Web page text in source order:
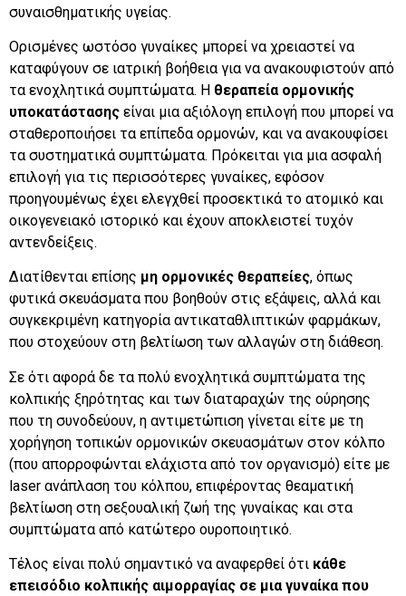
συναισθηματικής υγείας.
Ορισμένες ωστόσο γυναίκες μπορεί να χρειαστεί να
καταφύγουν σε ιατρική βοήθεια για να ανακουφιστούν από
τα ενοχλητικά συμπτώματα. Η θεραπεία ορμονικής
υποκατάστασης είναι μια αξιόλογη επιλογή που μπορεί να
σταθεροποιήσει τα επίπεδα ορμονών, και να ανακουφίσει
τα συστηματικά συμπτώματα. Πρόκειται για μια ασφαλή
επιλογή για τις περισσότερες γυναίκες, εφόσον
προηγουμένως έχει ελεγχθεί προσεκτικά το ατομικό και
οικογενειακό ιστορικό και έχουν αποκλειστεί τυχόν
αντενδείξεις.
Διατίθενται επίσης μη ορμονικές θεραπείες, όπως
φυτικά σκευάσματα που βοηθούν στις εξάψεις, αλλά και
συγκεκριμένη κατηγορία αντικαταθλιπτικών φαρμάκων,
που στοχεύουν στη βελτίωση των αλλαγών στη διάθεση.
Σε ότι αφορά δε τα πολύ ενοχλητικά συμπτώματα της
κολπικής ξηρότητας και των διαταραχών της ούρησης
που τη συνοδεύουν, η αντιμετώπιση γίνεται είτε με τη
χορήγηση τοπικών ορμονικών σκευασμάτων στον κόλπο
(που απορροφώνται ελάχιστα από τον οργανισμό) είτε με
laser ανάπλαση του κόλπου, επιφέροντας θεαματική
βελτίωση στη σεξουαλική ζωή της γυναίκας και στα
συμπτώματα από κατώτερο ουροποιητικό.
Τέλος είναι πολύ σημαντικό να αναφερθεί ότι κάθε
επεισόδιο κολπικής αιμορραγίας σε μια γυναίκα που